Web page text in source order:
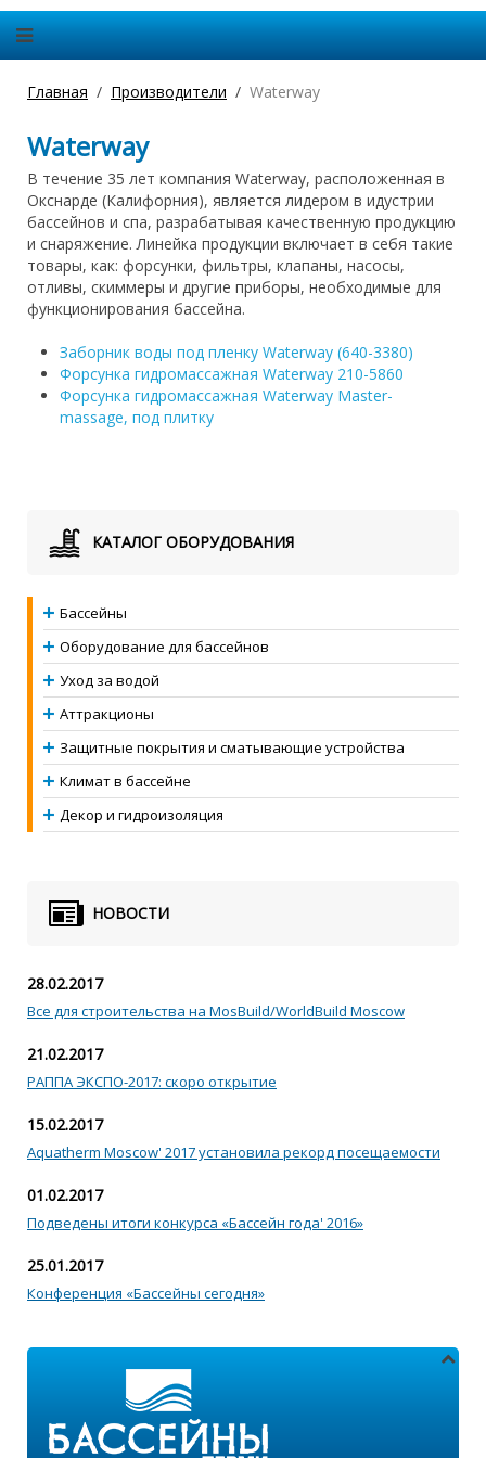
Главная Производители Waterway
Waterway
В течение 35 лет компания Waterway, расположенная в
Окснарде (Калифорния), является лидером в идустрии
бассейнов и спа, разрабатывая качественную продукцию
и снаряжение. Линейка продукции включает в себя такие
товары, как: форсунки, фильтры, клапаны, насосы,
отливы, скиммеры и другие приборы, необходимые для
функционирования бассейна.
Заборник воды под пленку Waterway (640-3380)
Форсунка гидромассажная Waterway 210-5860
Форсунка гидромассажная Waterway Master-
massage, под плитку
КАТАЛОГ ОБОРУДОВАНИЯ
Бассейны
Оборудование для бассейнов
Уход за водой
Аттракционы
Защитные покрытия и сматывающие устройства
Климат в бассейне
Декор и гидроизоляция
НОВОСТИ
28.02.2017
Все для строительства на MosBuild/WorldBuild Moscow
21.02.2017
РАППА ЭКСПО-2017: скоро открытие
15.02.2017
Aquatherm Moscow' 2017 установила рекорд посещаемости
01.02.2017
Подведены итоги конкурса «Бассейн года' 2016»
25.01.2017
Конференция «Бассейны сегодня»